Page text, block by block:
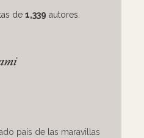
de 1,339 autores.
país de las maravillas